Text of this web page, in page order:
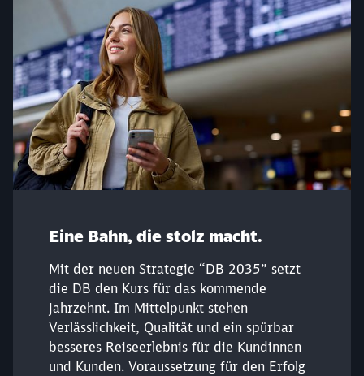
Eine Bahn, die stolz macht.
Mit der neuen Strategie “DB 2035” setzt
die DB den Kurs für das kommende
Jahrzehnt. Im Mittelpunkt stehen
Verlässlichkeit, Qualität und ein spürbar
besseres Reiseerlebnis für die Kundinnen
und Kunden. Voraussetzung für den Erfolg
Schließen
Möchten Sie zu weitergeleitet
werden?
Abbrechen Weiter